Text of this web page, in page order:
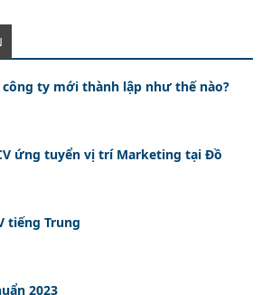
công ty mới thành lập như thế nào?
ứng tuyển vị trí Marketing tại Đồ
tiếng Trung
2023